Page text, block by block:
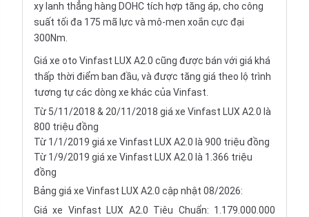
xy lanh thẳng hàng DOHC tích hợp tăng áp, cho công
suất tối đa 175 mã lực và mô-men xoắn cực đại
300Nm.
Giáxe oto Vinfast LUX A2.0 cũng được bán với giá khá
thấp thời điểm ban đầu, và được tăng giá theo lộ trình
tương tự các dòng xe khác của Vinfast.
Từ 5/11/2018 & 20/11/2018 giá xe Vinfast LUX A2.0 là
800 triệu đồng
Từ 1/1/2019 giá xe Vinfast LUX A2.0 là 900 triệu đồng
Từ 1/9/2019 giá xe Vinfast LUX A2.0 là 1.366 triệu
đồng
Bảng giá xe Vinfast LUX A2.0 cập nhật 08/2026:
Giá xe Vinfast LUX A2.0 Tiêu Chuẩn: 1.179.000.000